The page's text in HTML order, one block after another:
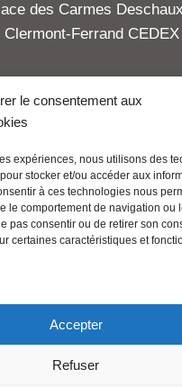
le consentement aux
expériences, nous utilisons des
stocker et/ou accéder aux
à ces technologies nous
le comportement de navigation ou
pas consentir ou de retirer son
certaines caractéristiques et
Accepter
Refuser
des Carmes Deschaux
Clermont-Ferrand
Mentions légales
aller plus loin
Se syndiquer en ligne
Nous contacter